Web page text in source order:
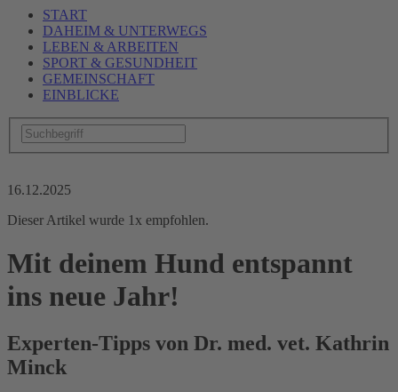
START
DAHEIM & UNTERWEGS
LEBEN & ARBEITEN
SPORT & GESUNDHEIT
GEMEINSCHAFT
EINBLICKE
16.12.2025
Dieser Artikel wurde 1x empfohlen.
Mit deinem Hund entspannt
ins neue Jahr!
Experten-Tipps von Dr. med. vet. Kathrin
Minck